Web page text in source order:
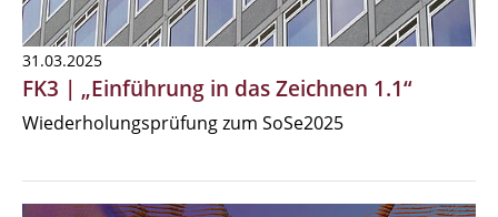
31.03.2025
FK3 | „Einführung in das Zeichnen 1.1“
Wiederholungsprüfung zum SoSe2025